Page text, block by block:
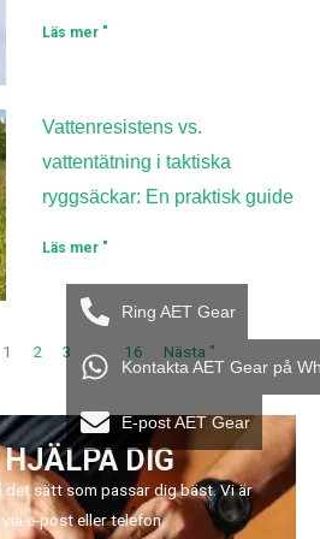
Läs mer "
Vattenresistens vs.
vattentätning i taktiska
ryggsäckar: En praktisk guide
Läs mer "
1 2 3 ... 16 Nästa "
HJÄLPA DIG
det sätt som passar dig bäst. Vi är
e-post eller telefon.
Ring AET Gear
Kontakta AET Gear på
E-post AET Gear